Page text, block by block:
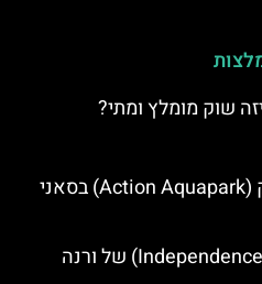
שוק מומלץ ומתי?
וארנה אקשן אקווה פארק (Action Aquapark) בסאני